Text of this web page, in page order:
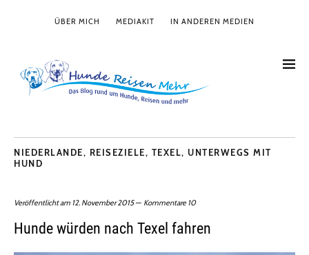
ÜBER MICH MEDIAKIT IN ANDEREN MEDIEN
NIEDERLANDE, REISEZIELE, TEXEL, UNTERWEGS MIT
HUND
Veröffentlicht am 12. November 2015 Kommentare 10
Hunde würden nach Texel fahren